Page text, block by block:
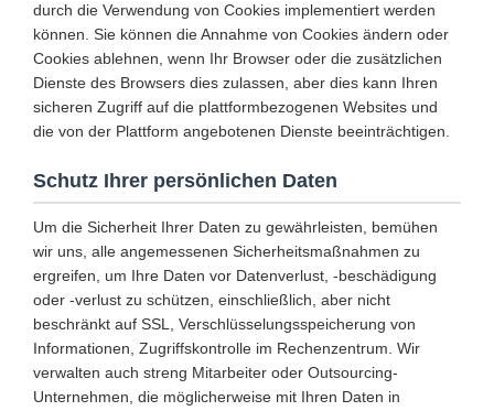
durch die Verwendung von Cookies implementiert werden
können. Sie können die Annahme von Cookies ändern oder
Cookies ablehnen, wenn Ihr Browser oder die zusätzlichen
Dienste des Browsers dies zulassen, aber dies kann Ihren
sicheren Zugriff auf die plattformbezogenen Websites und
die von der Plattform angebotenen Dienste beeinträchtigen.
Schutz Ihrer persönlichen Daten
Um die Sicherheit Ihrer Daten zu gewährleisten, bemühen
wir uns, alle angemessenen Sicherheitsmaßnahmen zu
ergreifen, um Ihre Daten vor Datenverlust, -beschädigung
oder -verlust zu schützen, einschließlich, aber nicht
beschränkt auf SSL, Verschlüsselungsspeicherung von
Informationen, Zugriffskontrolle im Rechenzentrum. Wir
verwalten auch streng Mitarbeiter oder Outsourcing-
Unternehmen, die möglicherweise mit Ihren Daten in